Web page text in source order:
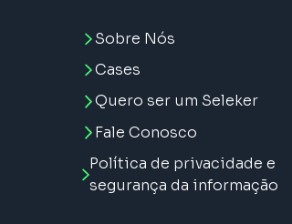
Sobre Nós
Cases
Quero ser um Seleker
Fale Conosco
Política de privacidade e
segurança da informação